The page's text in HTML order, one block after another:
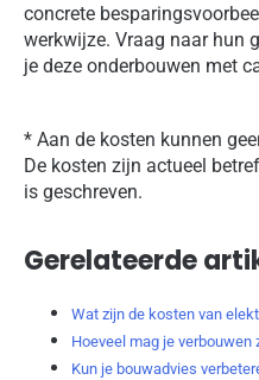
concrete
werkwijze. Vraag naar hun
je deze onderbouwen met
* Aan de kosten kunnen
De kosten zijn actueel
is geschreven.
Gerelateerde
Wat zijn de kosten van
Hoeveel mag je verbouwen
Kun je bouwadvies